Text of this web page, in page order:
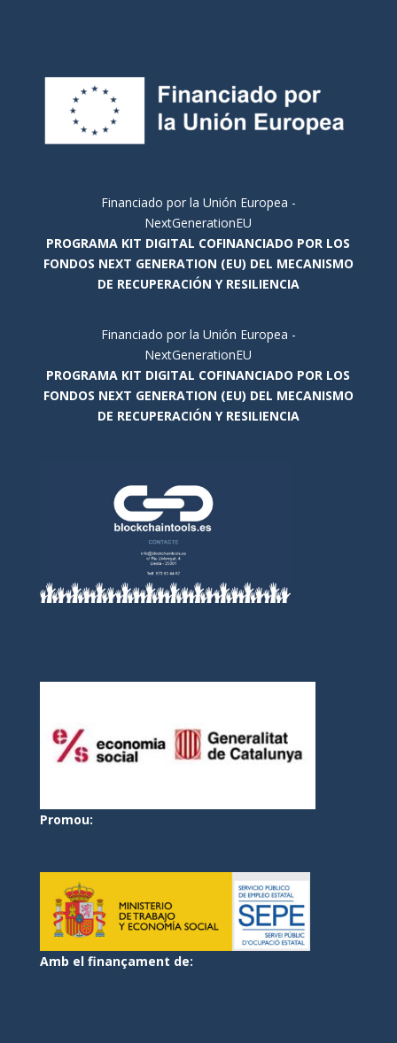
Financiado por la Unión Europea -
NextGenerationEU
PROGRAMA KIT DIGITAL COFINANCIADO POR LOS
FONDOS NEXT GENERATION (EU) DEL MECANISMO
DE RECUPERACIÓN Y RESILIENCIA
Financiado por la Unión Europea -
NextGenerationEU
PROGRAMA KIT DIGITAL COFINANCIADO POR LOS
FONDOS NEXT GENERATION (EU) DEL MECANISMO
DE RECUPERACIÓN Y RESILIENCIA
Promou:
Amb el finançament de: